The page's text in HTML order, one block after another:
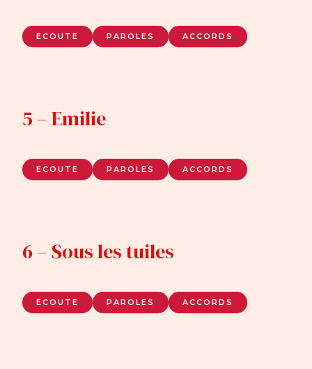
ECOUTE PAROLES ACCORDS
5 – Emilie
ECOUTE PAROLES ACCORDS
6 – Sous les tuiles
ECOUTE PAROLES ACCORDS